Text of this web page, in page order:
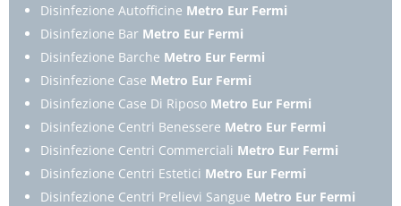
Disinfezione Autofficine Metro Eur Fermi
Disinfezione Bar Metro Eur Fermi
Disinfezione Barche Metro Eur Fermi
Disinfezione Case Metro Eur Fermi
Disinfezione Case Di Riposo Metro Eur Fermi
Disinfezione Centri Benessere Metro Eur Fermi
Disinfezione Centri Commerciali Metro Eur Fermi
Disinfezione Centri Estetici Metro Eur Fermi
Disinfezione Centri Prelievi Sangue Metro Eur Fermi